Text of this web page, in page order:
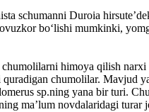
schumanni Duroia
boʻlishi mumkinki,
himoya qilish
quradigan chumolilar. Mavjud
sp.ning yana bir turi.
maʼlum novdalaridagi